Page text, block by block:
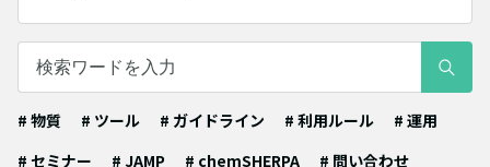
# 物質 # ツール # ガイドライン # 利用ルール
# 運用
# セミナー
# JAMP # chemSHERPA # 問い合わせ